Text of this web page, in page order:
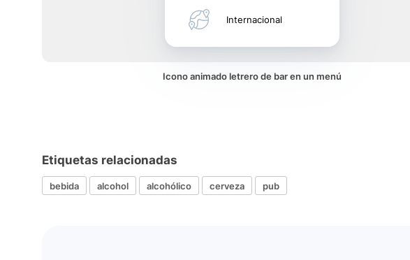
Internacional
Icono animado letrero de bar en un menú
Etiquetas relacionadas
bebida alcohol alcohólico cerveza pub